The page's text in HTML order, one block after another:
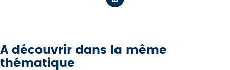
A découvrir dans la même
thématique